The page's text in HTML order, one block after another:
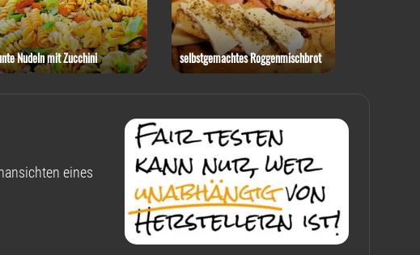
Nudeln mit Zucchini selbstgemachtes Roggenmischbrot
eines